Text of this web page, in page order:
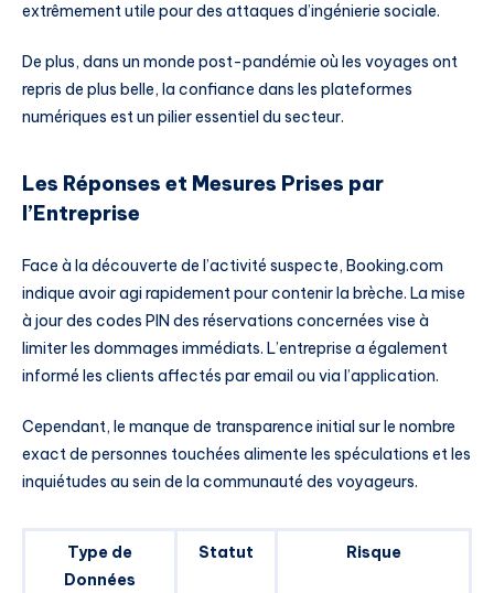
extrêmement utile pour des attaques d’ingénierie sociale.
De plus, dans un monde post-pandémie où les voyages ont
repris de plus belle, la confiance dans les plateformes
numériques est un pilier essentiel du secteur.
Les Réponses et Mesures Prises par
l’Entreprise
Face à la découverte de l’activité suspecte, Booking.com
indique avoir agi rapidement pour contenir la brèche. La mise
à jour des codes PIN des réservations concernées vise à
limiter les dommages immédiats. L’entreprise a également
informé les clients affectés par email ou via l’application.
Cependant, le manque de transparence initial sur le nombre
exact de personnes touchées alimente les spéculations et les
inquiétudes au sein de la communauté des voyageurs.
Type de
Données
Statut Risque